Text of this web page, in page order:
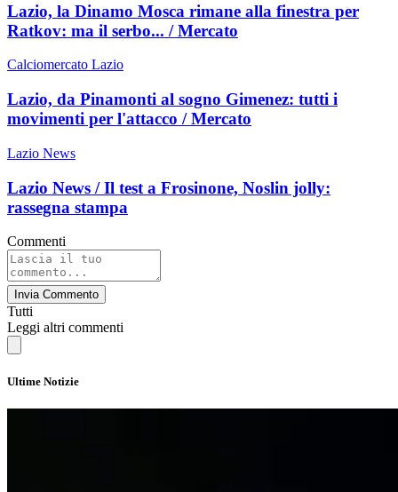
Lazio, la Dinamo Mosca rimane alla finestra per
Ratkov: ma il serbo... / Mercato
Calciomercato Lazio
Lazio, da Pinamonti al sogno Gimenez: tutti i
movimenti per l'attacco / Mercato
Lazio News
Lazio News / Il test a Frosinone, Noslin jolly:
rassegna stampa
Commenti
Invia Commento
Tutti
Leggi altri commenti
Ultime Notizie